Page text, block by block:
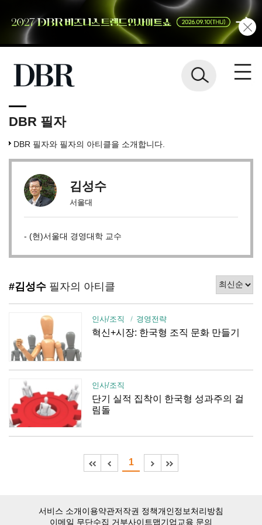
DBR 필자
DBR 필자와 필자의 아티클을 소개합니다.
김성수
서울대
- (현)서울대 경영대학 교수
#김성수 필자의 아티클
인사/조직 경영전략
혁신+시장: 한국형 조직 문화 만들기
인사/조직
단기 실적 집착이 한국형 성과주의 걸
림돌
1
서비스 소개이용약관저작권 정책개인정보처리방침
이메일 무단수집 거부사이트맵기업교육 문의